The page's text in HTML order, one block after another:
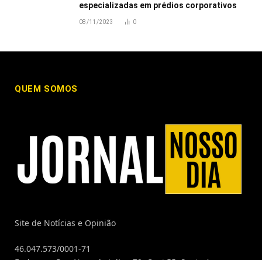
especializadas em prédios corporativos
08/11/2023 0
QUEM SOMOS
Site de Notícias e Opinião
46.047.573/0001-71